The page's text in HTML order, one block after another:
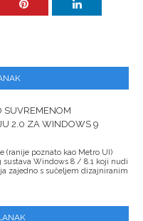
SUVREMENOM
2.0 ZA WINDOWS 9
(ranije poznato kao Metro UI)
sustava Windows 8 / 8.1 koji nudi
zajedno s sučeljem dizajniranim